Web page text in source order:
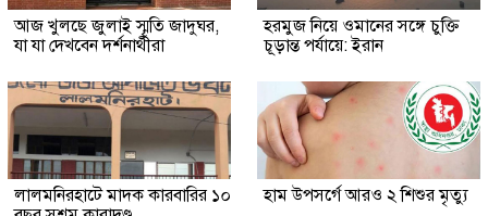
আজ খুলছে জুলাই স্মৃতি জাদুঘর,
যা যা দেখবেন দর্শনার্থীরা
হরমুজ নিয়ে ওমানের সঙ্গে চুক্তি
চূড়ান্ত পর্যায়ে: ইরান
লালমনিরহাটে মাদক কারবারির ১০
হাম উপসর্গে আরও ২ শিশুর মৃত্যু